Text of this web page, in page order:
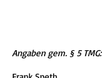
Angaben gem. § 5 TMG: